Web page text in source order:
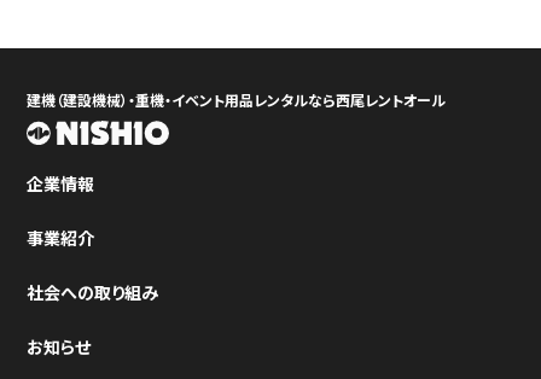
建機（建設機械）・重機・イベント用品レンタルなら西尾レントオール
企業情報
事業紹介
社会への取り組み
お知らせ